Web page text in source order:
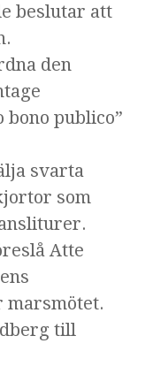
beslutar att
den
publico”
svarta
som
Atte
marsmötet.
till